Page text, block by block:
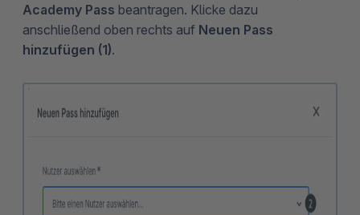
Academy Pass beantragen. Klicke dazu
anschließend oben rechts auf Neuen Pass
hinzufügen (1).